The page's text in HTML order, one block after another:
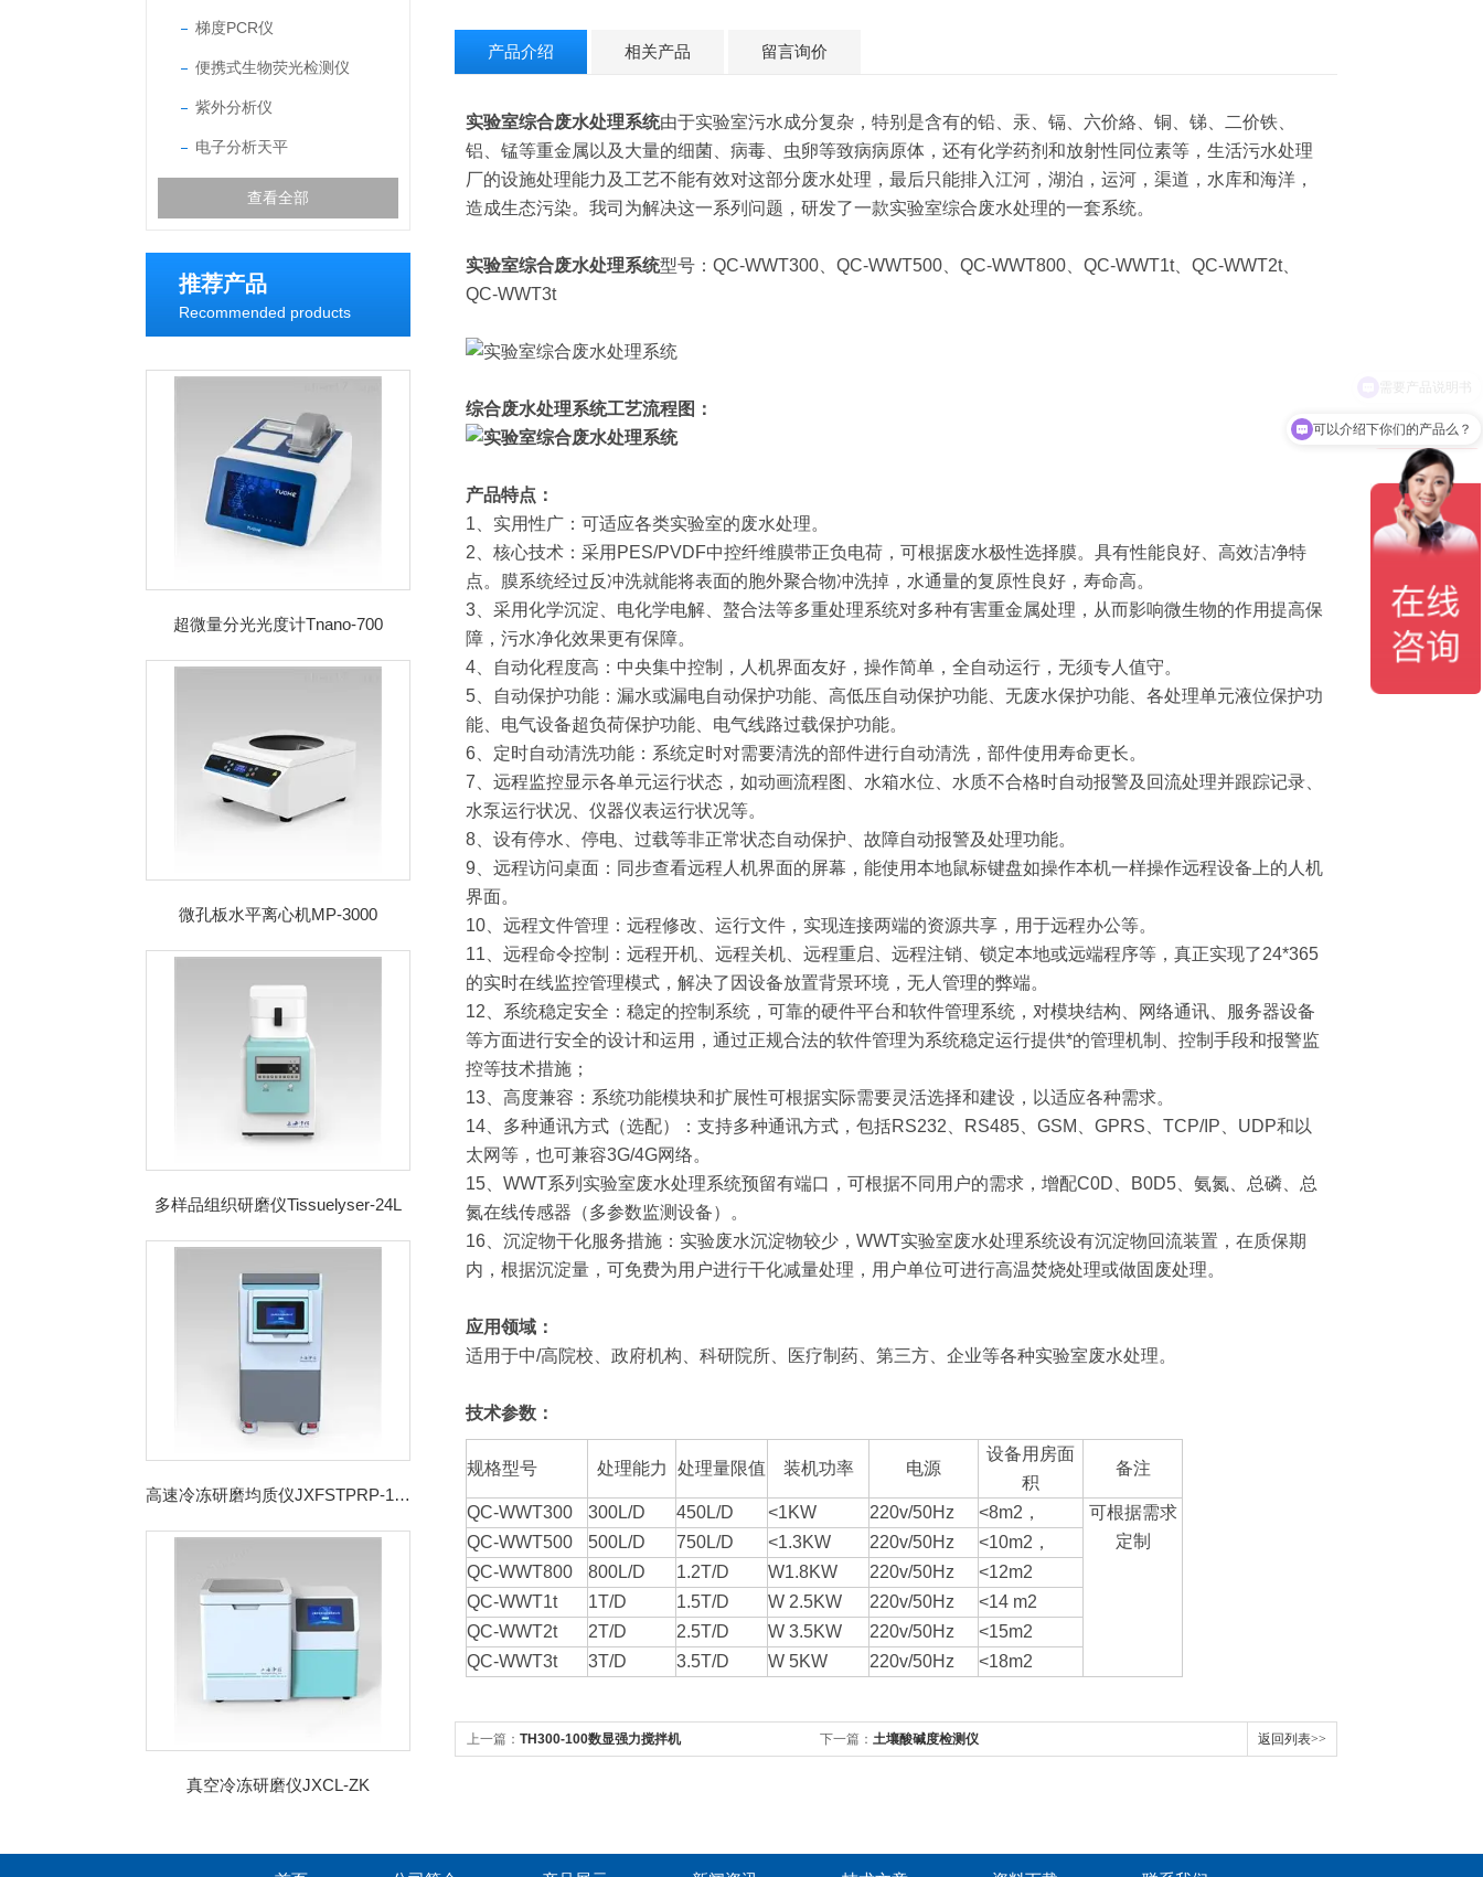
梯度PCR仪
便携式生物荧光检测仪
紫外分析仪
电子分析天平
查看全部
推荐产品
Recommended products
超微量分光光度计Tnano-700
微孔板水平离心机MP-3000
多样品组织研磨仪Tissuelyser-24L
高速冷冻研磨均质仪JXFSTPRP-192CL
真空冷冻研磨仪JXCL-ZK
产品介绍 相关产品 留言询价
实验室综合废水处理系统由于实验室污水成分复杂，特别是含有的铅、汞、镉、六价絡、铜、锑、二价铁、
铝、锰等重金属以及大量的细菌、病毒、虫卵等致病病原体，还有化学药剂和放射性同位素等，生活污水处理
厂的设施处理能力及工艺不能有效对这部分废水处理，最后只能排入江河，湖泊，运河，渠道，水库和海洋，
造成生态污染。我司为解决这一系列问题，研发了一款实验室综合废水处理的一套系统。
实验室综合废水处理系统型号：QC-WWT300、QC-WWT500、QC-WWT800、QC-WWT1t、QC-WWT2t、
QC-WWT3t
综合废水处理系统工艺流程图：
产品特点：
1、实用性广：可适应各类实验室的废水处理。
2、核心技术：采用PES/PVDF中控纤维膜带正负电荷，可根据废水极性选择膜。具有性能良好、高效洁净特
点。膜系统经过反冲洗就能将表面的胞外聚合物冲洗掉，水通量的复原性良好，寿命高。
3、采用化学沉淀、电化学电解、螯合法等多重处理系统对多种有害重金属处理，从而影响微生物的作用提高保
障，污水净化效果更有保障。
4、自动化程度高：中央集中控制，人机界面友好，操作简单，全自动运行，无须专人值守。
5、自动保护功能：漏水或漏电自动保护功能、高低压自动保护功能、无废水保护功能、各处理单元液位保护功
能、电气设备超负荷保护功能、电气线路过载保护功能。
6、定时自动清洗功能：系统定时对需要清洗的部件进行自动清洗，部件使用寿命更长。
7、远程监控显示各单元运行状态，如动画流程图、水箱水位、水质不合格时自动报警及回流处理并跟踪记录、
水泵运行状况、仪器仪表运行状况等。
8、设有停水、停电、过载等非正常状态自动保护、故障自动报警及处理功能。
9、远程访问桌面：同步查看远程人机界面的屏幕，能使用本地鼠标键盘如操作本机一样操作远程设备上的人机
界面。
10、远程文件管理：远程修改、运行文件，实现连接两端的资源共享，用于远程办公等。
11、远程命令控制：远程开机、远程关机、远程重启、远程注销、锁定本地或远端程序等，真正实现了24*365
的实时在线监控管理模式，解决了因设备放置背景环境，无人管理的弊端。
12、系统稳定安全：稳定的控制系统，可靠的硬件平台和软件管理系统，对模块结构、网络通讯、服务器设备
等方面进行安全的设计和运用，通过正规合法的软件管理为系统稳定运行提供*的管理机制、控制手段和报警监
控等技术措施；
13、高度兼容：系统功能模块和扩展性可根据实际需要灵活选择和建设，以适应各种需求。
14、多种通讯方式（选配）：支持多种通讯方式，包括RS232、RS485、GSM、GPRS、TCP/IP、UDP和以
太网等，也可兼容3G/4G网络。
15、WWT系列实验室废水处理系统预留有端口，可根据不同用户的需求，增配C0D、B0D5、氨氮、总磷、总
氮在线传感器（多参数监测设备）。
16、沉淀物干化服务措施：实验废水沉淀物较少，WWT实验室废水处理系统设有沉淀物回流装置，在质保期
内，根据沉淀量，可免费为用户进行干化减量处理，用户单位可进行高温焚烧处理或做固废处理。
应用领域：
适用于中/高院校、政府机构、科研院所、医疗制药、第三方、企业等各种实验室废水处理。
技术参数：
规格型号 处理能力 处理量限值 装机功率 电源
设备用房面
积
备注
QC-WWT300 300L/D 450L/D <1KW 220v/50Hz <8m2，
可根据需求
定制
QC-WWT500 500L/D 750L/D <1.3KW 220v/50Hz
<10m2，
QC-WWT800
800L/D 1.2T/D W1.8KW 220v/50Hz
<12m2
QC-WWT1t
1T/D 1.5T/D W 2.5KW 220v/50Hz
<14 m2
QC-WWT2t
2T/D 2.5T/D W 3.5KW 220v/50Hz
<15m2
QC-WWT3t
3T/D 3.5T/D W 5KW 220v/50Hz <18m2
上一篇： TH300-100数显强力搅拌机 下一篇： 土壤酸碱度检测仪 返回列表>>
可以介绍下你们的产品么？